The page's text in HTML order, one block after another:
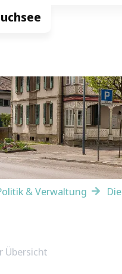
& Verwaltung
Übersicht